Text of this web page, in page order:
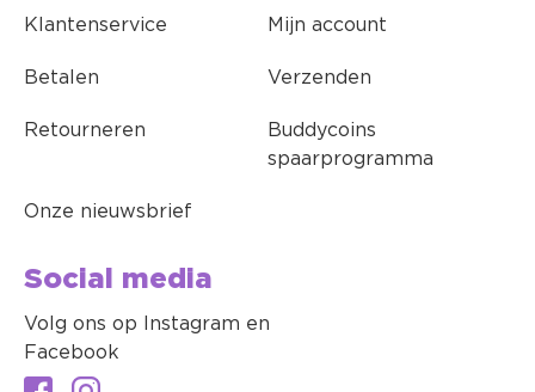
Klantenservice Mijn account
Betalen Verzenden
Retourneren
Buddycoins
spaarprogramma
Onze nieuwsbrief
Social media
Volg ons op Instagram en
Facebook